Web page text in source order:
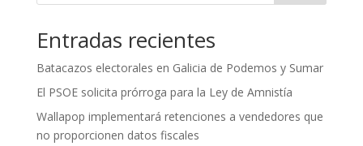
Entradas recientes
Batacazos electorales en Galicia de Podemos y Sumar
El PSOE solicita prórroga para la Ley de Amnistía
Wallapop implementará retenciones a vendedores que
no proporcionen datos fiscales